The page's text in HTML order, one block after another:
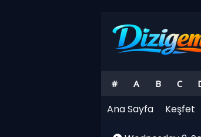
# A B C
Ana Sayfa Keşfet